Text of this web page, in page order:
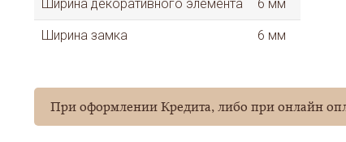
Ширина декоративного элемента 6 мм
Ширина замка 6 мм
При оформлении Кредита, либо при онлайн